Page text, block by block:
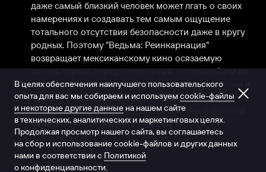
20 декабря 2023
даже самый близкий человек может лгать о своих
намерениях и создавать тем самым ощущение
тотального отсутствия безопасности даже в кругу
родных. Поэтому "Ведьма: Реинкарнация"
возвращает мексиканскому кино осязаемую
панель страха перед колдуньями, которые были во
все времена, при помощи реалистичной мистики и
сказочного саспенса на территории
повседневного волшебства, беспокойной детской
фантастики и семейного террора.
В целях обеспечения наилучшего пользовательского
опыта для вас мы собираем и используемcookie-файлы
и некоторые другие данные на нашем сайте
в технических, аналитических и маркетинговых целях.
Продолжая просмотр нашего сайта, вы соглашаетесь
на сбор и использование cookie-файлов и других данных
нами в соответствии с Политикой
о конфиденциальности.